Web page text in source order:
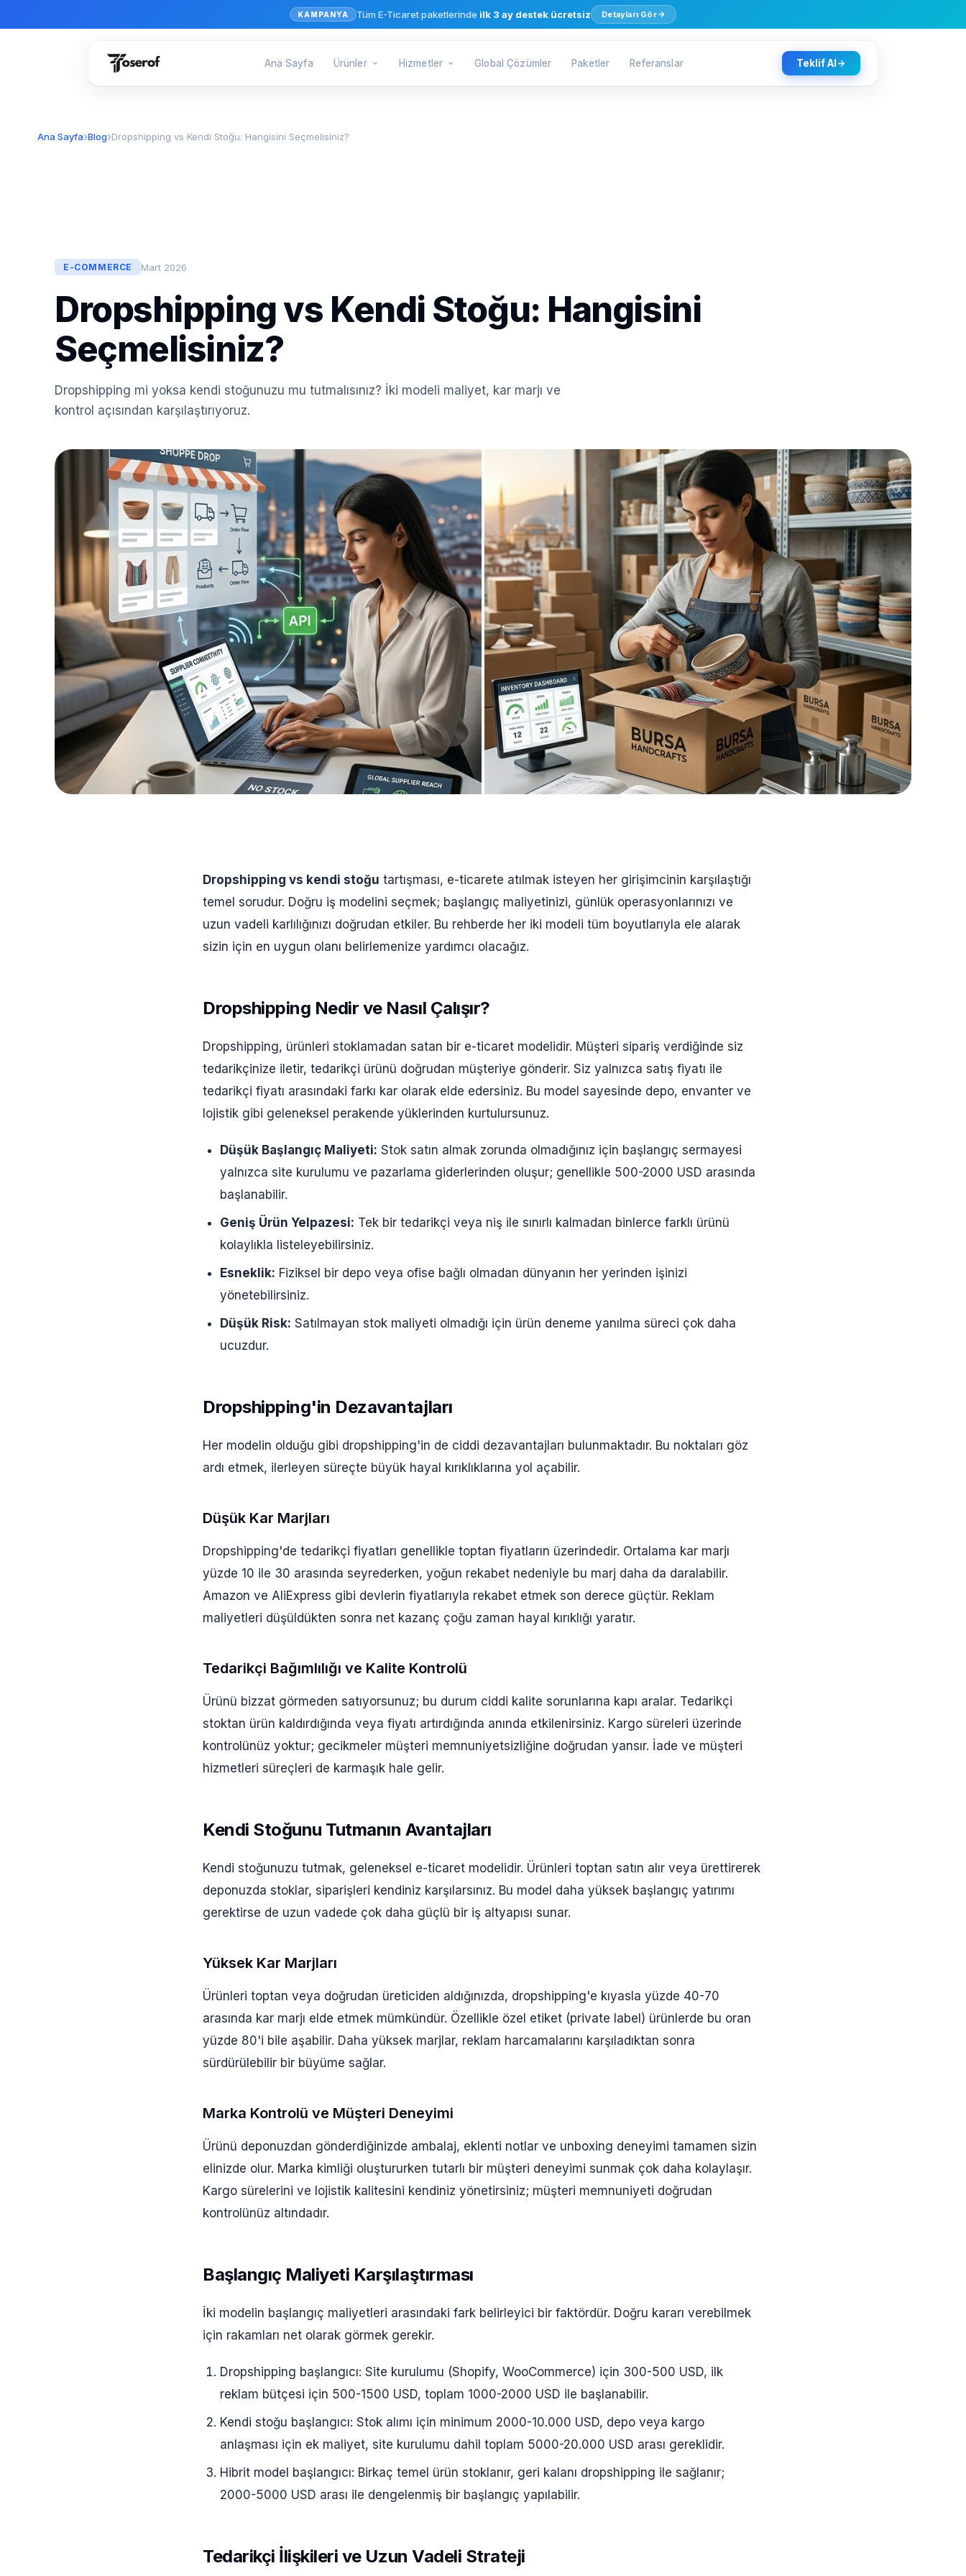
KAMPANYA Tüm E-Ticaret paketlerinde ilk 3 ay destek ücretsiz Detayları Gör
Ana Sayfa Ürünler Hizmetler Global Çözümler Paketler Referanslar Teklif Al
Ana Sayfa Blog Dropshipping vs Kendi Stoğu: Hangisini Seçmelisiniz?
E-COMMERCE Mart 2026
Dropshipping vs Kendi Stoğu: Hangisini
Seçmelisiniz?
Dropshipping mi yoksa kendi stoğunuzu mu tutmalısınız? İki modeli maliyet, kar marjı ve
kontrol açısından karşılaştırıyoruz.
Dropshipping vs kendi stoğu tartışması, e-ticarete atılmak isteyen her girişimcinin karşılaştığı
temel sorudur. Doğru iş modelini seçmek; başlangıç maliyetinizi, günlük operasyonlarınızı ve
uzun vadeli karlılığınızı doğrudan etkiler. Bu rehberde her iki modeli tüm boyutlarıyla ele alarak
sizin için en uygun olanı belirlemenize yardımcı olacağız.
Dropshipping Nedir ve Nasıl Çalışır?
Dropshipping, ürünleri stoklamadan satan bir e-ticaret modelidir. Müşteri sipariş verdiğinde siz
tedarikçinize iletir, tedarikçi ürünü doğrudan müşteriye gönderir. Siz yalnızca satış fiyatı ile
tedarikçi fiyatı arasındaki farkı kar olarak elde edersiniz. Bu model sayesinde depo, envanter ve
lojistik gibi geleneksel perakende yüklerinden kurtulursunuz.
Düşük Başlangıç Maliyeti: Stok satın almak zorunda olmadığınız için başlangıç sermayesi
yalnızca site kurulumu ve pazarlama giderlerinden oluşur; genellikle 500-2000 USD arasında
başlanabilir.
Geniş Ürün Yelpazesi: Tek bir tedarikçi veya niş ile sınırlı kalmadan binlerce farklı ürünü
kolaylıkla listeleyebilirsiniz.
Esneklik: Fiziksel bir depo veya ofise bağlı olmadan dünyanın her yerinden işinizi
yönetebilirsiniz.
Düşük Risk: Satılmayan stok maliyeti olmadığı için ürün deneme yanılma süreci çok daha
ucuzdur.
Dropshipping'in Dezavantajları
Her modelin olduğu gibi dropshipping'in de ciddi dezavantajları bulunmaktadır. Bu noktaları göz
ardı etmek, ilerleyen süreçte büyük hayal kırıklıklarına yol açabilir.
Düşük Kar Marjları
Dropshipping'de tedarikçi fiyatları genellikle toptan fiyatların üzerindedir. Ortalama kar marjı
yüzde 10 ile 30 arasında seyrederken, yoğun rekabet nedeniyle bu marj daha da daralabilir.
Amazon ve AliExpress gibi devlerin fiyatlarıyla rekabet etmek son derece güçtür. Reklam
maliyetleri düşüldükten sonra net kazanç çoğu zaman hayal kırıklığı yaratır.
Tedarikçi Bağımlılığı ve Kalite Kontrolü
Ürünü bizzat görmeden satıyorsunuz; bu durum ciddi kalite sorunlarına kapı aralar. Tedarikçi
stoktan ürün kaldırdığında veya fiyatı artırdığında anında etkilenirsiniz. Kargo süreleri üzerinde
kontrolünüz yoktur; gecikmeler müşteri memnuniyetsizliğine doğrudan yansır. İade ve müşteri
hizmetleri süreçleri de karmaşık hale gelir.
Kendi Stoğunu Tutmanın Avantajları
Kendi stoğunuzu tutmak, geleneksel e-ticaret modelidir. Ürünleri toptan satın alır veya ürettirerek
deponuzda stoklar, siparişleri kendiniz karşılarsınız. Bu model daha yüksek başlangıç yatırımı
gerektirse de uzun vadede çok daha güçlü bir iş altyapısı sunar.
Yüksek Kar Marjları
Ürünleri toptan veya doğrudan üreticiden aldığınızda, dropshipping'e kıyasla yüzde 40-70
arasında kar marjı elde etmek mümkündür. Özellikle özel etiket (private label) ürünlerde bu oran
yüzde 80'i bile aşabilir. Daha yüksek marjlar, reklam harcamalarını karşıladıktan sonra
sürdürülebilir bir büyüme sağlar.
Marka Kontrolü ve Müşteri Deneyimi
Ürünü deponuzdan gönderdiğinizde ambalaj, eklenti notlar ve unboxing deneyimi tamamen sizin
elinizde olur. Marka kimliği oluştururken tutarlı bir müşteri deneyimi sunmak çok daha kolaylaşır.
Kargo sürelerini ve lojistik kalitesini kendiniz yönetirsiniz; müşteri memnuniyeti doğrudan
kontrolünüz altındadır.
Başlangıç Maliyeti Karşılaştırması
İki modelin başlangıç maliyetleri arasındaki fark belirleyici bir faktördür. Doğru kararı verebilmek
için rakamları net olarak görmek gerekir.
Dropshipping başlangıcı: Site kurulumu (Shopify, WooCommerce) için 300-500 USD, ilk
reklam bütçesi için 500-1500 USD, toplam 1000-2000 USD ile başlanabilir.
Kendi stoğu başlangıcı: Stok alımı için minimum 2000-10.000 USD, depo veya kargo
anlaşması için ek maliyet, site kurulumu dahil toplam 5000-20.000 USD arası gereklidir.
Hibrit model başlangıcı: Birkaç temel ürün stoklanır, geri kalanı dropshipping ile sağlanır;
2000-5000 USD arası ile dengelenmiş bir başlangıç yapılabilir.
Tedarikçi İlişkileri ve Uzun Vadeli Strateji